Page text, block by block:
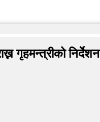
गृहमन्त्रीको निर्देशन